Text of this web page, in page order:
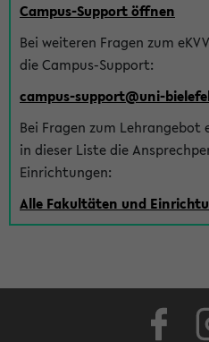
Campus-Support öffnen
Bei weiteren Fragen zum
die Campus-Support:
campus-support@uni-
Bei Fragen zum Lehrangebot
in dieser Liste die
Einrichtungen:
Alle Fakultäten und